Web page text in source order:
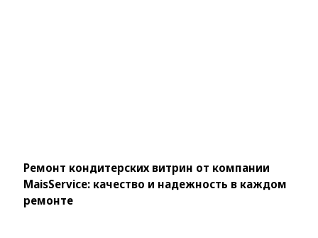
Ремонт кондитерских витрин от компании
MaisService: качество и надежность в каждом
ремонте